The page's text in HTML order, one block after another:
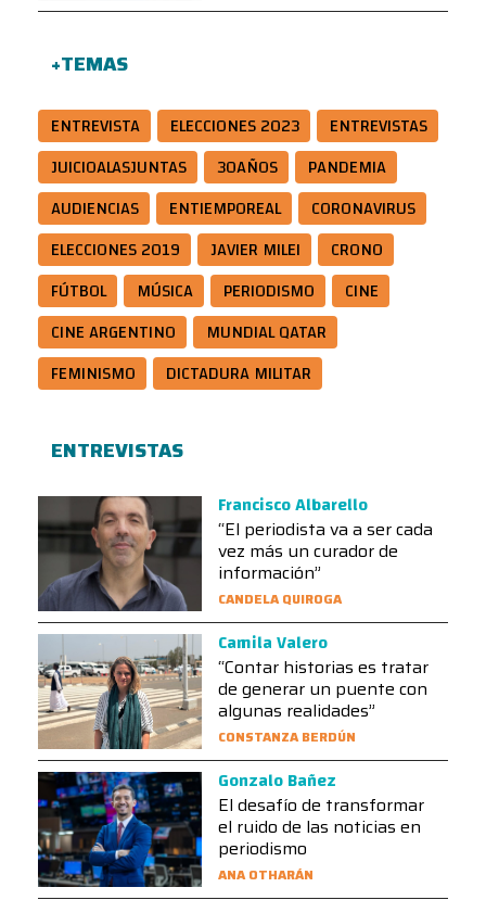
+TEMAS
ENTREVISTA ELECCIONES 2023
ENTREVISTAS
JUICIOALASJUNTAS
30AÑOS
PANDEMIA
AUDIENCIAS
ENTIEMPOREAL
CORONAVIRUS
ELECCIONES 2019
JAVIER MILEI
CRONO
FÚTBOL
MÚSICA PERIODISMO
CINE
CINE ARGENTINO
MUNDIAL QATAR
FEMINISMO
DICTADURA MILITAR
ENTREVISTAS
Francisco Albarello
“El periodista va a ser cada
vez más un curador de
información”
CANDELA QUIROGA
Camila Valero
“Contar historias es tratar
de generar un puente con
algunas realidades”
CONSTANZA BERDÚN
Gonzalo Bañez
El desafío de transformar
el ruido de las noticias en
periodismo
ANA OTHARÁN